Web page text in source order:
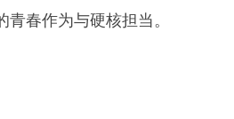
春作为与硬核担当。